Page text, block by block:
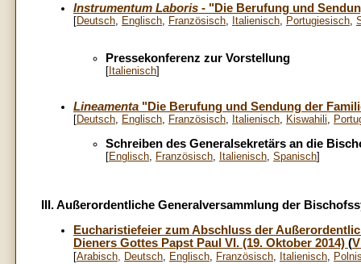
Instrumentum Laboris - "Die Berufung und
[Deutsch Englisch Französisch Italienisch Portugiesisch
Pressekonferenz zur Vorstellung
[Italienisch]
Lineamenta "Die Berufung und Sendung der
[Deutsch, Englisch, Französisch, Italienisch, Kiswahili,
Schreiben des Generalsekretärs an die
[Englisch Französisch Italienisch Spanisch]
III. Außerordentliche Generalversammlung der
Eucharistiefeier zum Abschluss der
Dieners Gottes Papst Paul VI. (19. Oktober 2014) (
[Arabisch, Deutsch Englisch Französisch Italienisch